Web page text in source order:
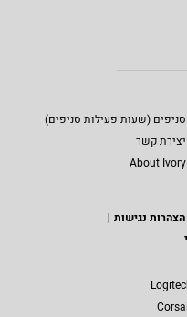
סניפים (שעות פעילות סניפים)
יצירת קשר
About Ivory
הצהרות נגישות